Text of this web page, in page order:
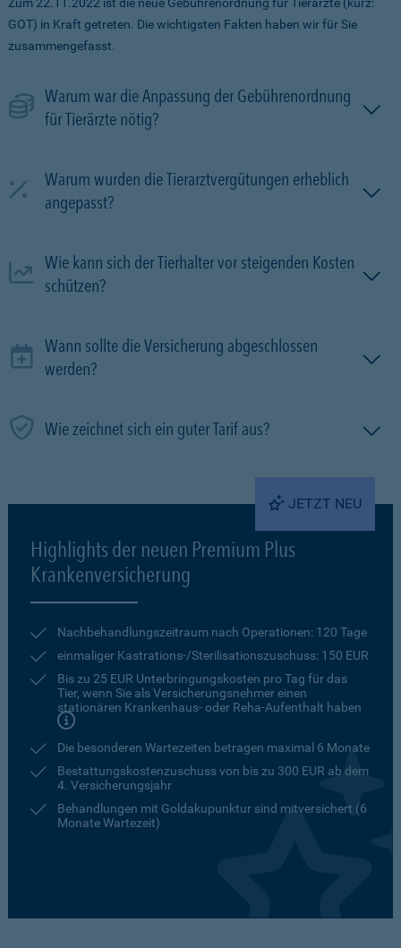
GOT) in Kraft getreten. Die wichtigsten Fakten haben wir für Sie
zusammengefasst.
Warum war die Anpassung der Gebührenordnung
für Tierärzte nötig?
Warum wurden die Tierarztvergütungen erheblich
angepasst?
Wie kann sich der Tierhalter vor steigenden Kosten
schützen?
Wann sollte die Versicherung abgeschlossen
werden?
Wie zeichnet sich ein guter Tarif aus?
JETZT NEU
Highlights der neuen Premium Plus
Krankenversicherung
Nachbehandlungszeitraum nach Operationen: 120 Tage
einmaliger Kastrations-/Sterilisationszuschuss: 150 EUR
Bis zu 25 EUR Unterbringungskosten pro Tag für das
Tier, wenn Sie als Versicherungsnehmer einen
stationären Krankenhaus- oder Reha-Aufenthalt haben
Die besonderen Wartezeiten betragen maximal 6 Monate
Bestattungskostenzuschuss von bis zu 300 EUR ab dem
4. Versicherungsjahr
Behandlungen mit Goldakupunktur sind mitversichert (6
Monate Wartezeit)